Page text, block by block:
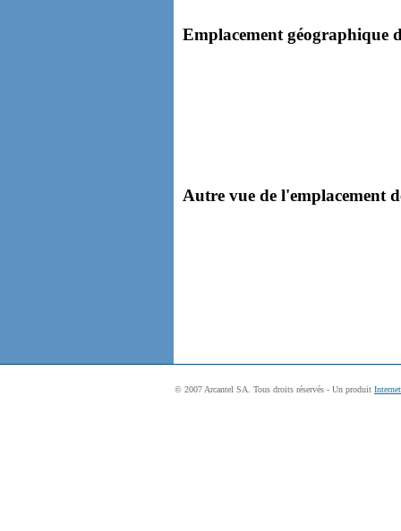
Emplacement géographique
Autre vue de l'emplacement
© 2007 Arcantel SA. Tous droits réservés - Un produit